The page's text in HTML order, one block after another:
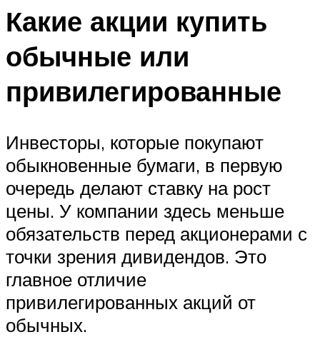
Какие акции купить
обычные или
привилегированные
Инвесторы, которые покупают
обыкновенные бумаги, в первую
очередь делают ставку на рост
цены. У компании здесь меньше
обязательств перед акционерами с
точки зрения дивидендов. Это
главное отличие
привилегированных акций от
обычных.